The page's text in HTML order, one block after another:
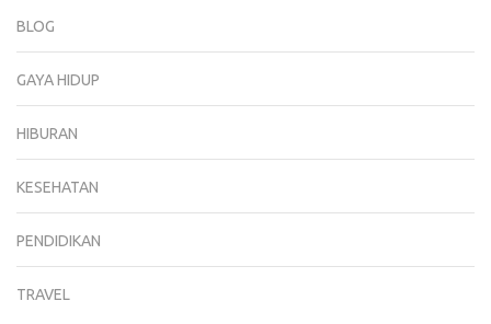
BLOG
GAYA HIDUP
HIBURAN
KESEHATAN
PENDIDIKAN
TRAVEL